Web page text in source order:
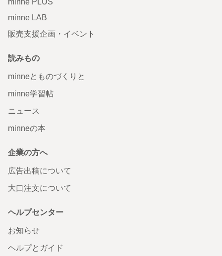
minne LAB
販売支援企画・イベント
読みもの
minneとものづくりと
minne学習帖
ニュース
minneの本
企業の方へ
広告出稿について
大口注文について
ヘルプセンター
お知らせ
ヘルプとガイド